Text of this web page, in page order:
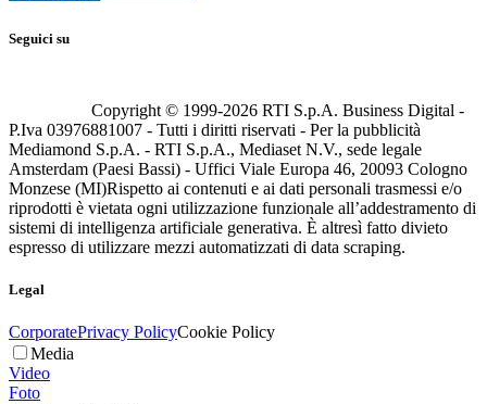
Seguici su
Copyright © 1999-2026 RTI S.p.A. Business Digital -
P.Iva 03976881007 - Tutti i diritti riservati - Per la pubblicità
Mediamond S.p.A. - RTI S.p.A., Mediaset N.V., sede legale
Amsterdam (Paesi Bassi) - Uffici Viale Europa 46, 20093 Cologno
Monzese (MI)Rispetto ai contenuti e ai dati personali trasmessi e/o
riprodotti è vietata ogni utilizzazione funzionale all’addestramento di
sistemi di intelligenza artificiale generativa. È altresì fatto divieto
espresso di utilizzare mezzi automatizzati di data scraping.
Legal
CorporatePrivacy PolicyCookie Policy
Media
Video
Foto